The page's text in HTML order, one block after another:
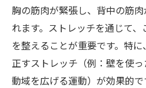
胸の筋肉が緊張し、背中の筋
れます。ストレッチを通じて
を整えることが重要です。特
正すストレッチ（例：壁を使
動域を広げる運動）が効果的